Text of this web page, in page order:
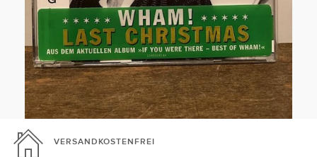
VERSANDKOSTENFREI